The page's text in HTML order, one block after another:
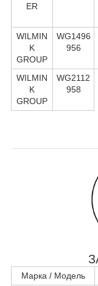
ER
WILMIN
K
GROUP
WG1496
956
WILMIN
K
GROUP
WG2112
958
Марка / Модель